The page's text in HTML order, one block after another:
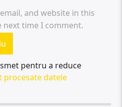
and website in this
time I comment.
pentru a reduce
procesate datele